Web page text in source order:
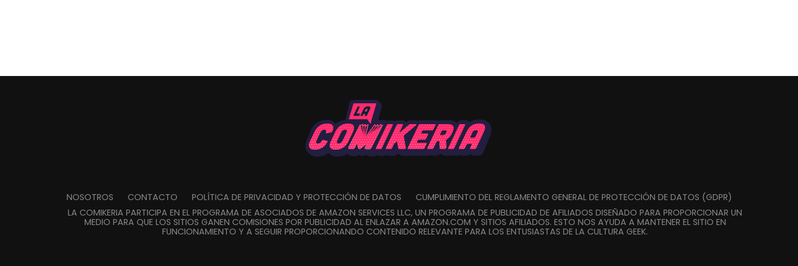
NOSOTROS CONTACTO POLÍTICA DE PRIVACIDAD Y PROTECCIÓN DE DATOS
CUMPLIMIENTO DEL REGLAMENTO GENERAL DE PROTECCIÓN DE DATOS (GDPR)
LA COMIKERIA PARTICIPA EN EL PROGRAMA DE ASOCIADOS DE AMAZON SERVICES LLC, UN PROGRAMA DE PUBLICIDAD DE AFILIADOS DISEÑADO PARA PROPORCIONAR UN
MEDIO PARA QUE LOS SITIOS GANEN COMISIONES POR PUBLICIDAD AL ENLAZAR A AMAZON.COM Y SITIOS AFILIADOS. ESTO NOS AYUDA A MANTENER EL SITIO EN
FUNCIONAMIENTO Y A SEGUIR PROPORCIONANDO CONTENIDO RELEVANTE PARA LOS ENTUSIASTAS DE LA CULTURA GEEK.